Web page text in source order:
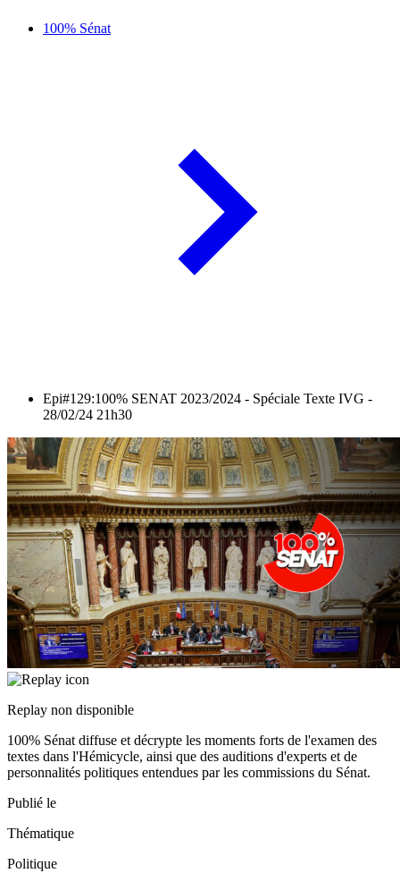
100% Sénat
Epi#129:100% SENAT 2023/2024 - Spéciale Texte IVG -
28/02/24 21h30
Replay non disponible
100% Sénat diffuse et décrypte les moments forts de l'examen des
textes dans l'Hémicycle, ainsi que des auditions d'experts et de
personnalités politiques entendues par les commissions du Sénat.
Publié le
Thématique
Politique